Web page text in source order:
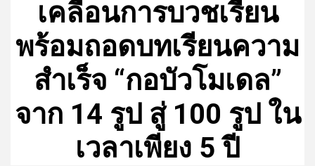
เคลื่อนการบวชเรียน
พร้อมถอดบทเรียนความ
สำเร็จ “กอบัวโมเดล”
จาก 14 รูป สู่ 100 รูป ใน
เวลาเพียง 5 ปี